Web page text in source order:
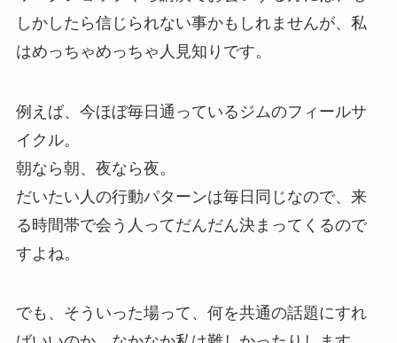
しかしたら信じられない事かもしれませんが、私
はめっちゃめっちゃ人見知りです。
例えば、今ほぼ毎日通っているジムのフィールサ
イクル。
朝なら朝、夜なら夜。
だいたい人の行動パターンは毎日同じなので、来
る時間帯で会う人ってだんだん決まってくるので
すよね。
でも、そういった場って、何を共通の話題にすれ